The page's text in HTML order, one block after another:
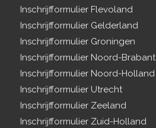
Inschrijfformulier Flevoland
Inschrijfformulier Gelderland
Inschrijfformulier Groningen
Inschrijfformulier Noord-Brabant
Inschrijfformulier Noord-Holland
Inschrijfformulier Utrecht
Inschrijfformulier Zeeland
Inschrijfformulier Zuid-Holland